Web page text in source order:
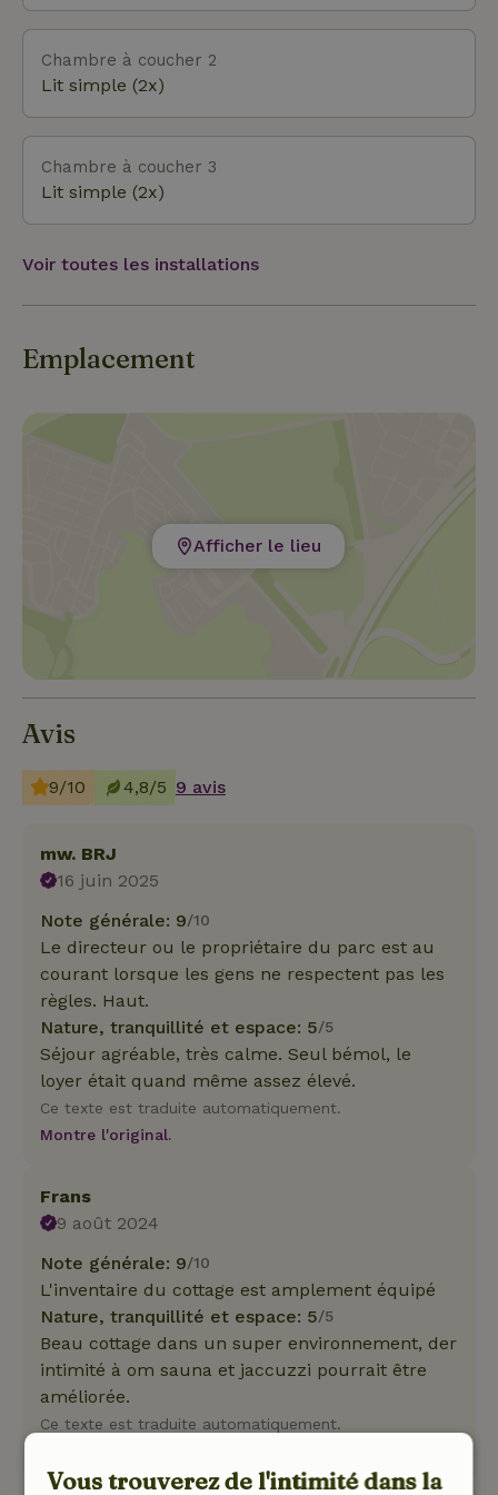
une fromagerie artisanale et une ferme-musée, et
le parc animalier d’Amersfoort, la piscine en forêt et
le Musée national militaire sont juste à côté de «
notre » forêt. Va t'amuser au minigolf, puis déguste
de délicieuses crêpes en famille dans le pittoresque
village de Lage Vuursche, ou promène-toi dans la
ville médiévale d'Amersfoort. Il y a tellement de
choses à découvrir ici !
Chambre à coucher 2
Lit simple (2x)
Chambre à coucher 3
Lit simple (2x)
Voir toutes les installations
Emplacement
Afficher le lieu
Avis
9/10 4,8/5 9 avis
mw. BRJ
16 juin 2025
Note générale: 9/10
Le directeur ou le propriétaire du parc est au
courant lorsque les gens ne respectent pas les
règles. Haut.
Nature, tranquillité et espace: 5/5
Séjour agréable, très calme. Seul bémol, le
loyer était quand même assez élevé.
Ce texte est traduite automatiquement.
Montre l'original.
Frans
9 août 2024
Note générale: 9/10
L'inventaire du cottage est amplement équipé
Nature, tranquillité et espace: 5/5
Beau cottage dans un super environnement, der
intimité à om sauna et jaccuzzi pourrait être
améliorée.
Ce texte est traduite automatiquement.
Vous trouverez de l'intimité dans la